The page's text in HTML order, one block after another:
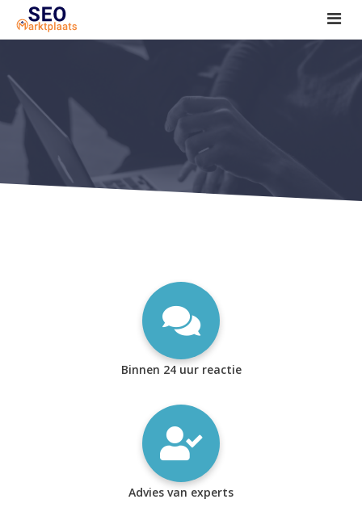
SEO tools reviews
Marketeer bij jou in de buurt?
Offerte
1. Seo voor beginners +
2. Onderzoeken +
Binnen 24 uur reactie
Advies van experts